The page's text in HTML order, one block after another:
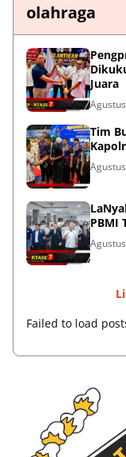
olahraga
Juara
Tim
PBMI
Failed to load